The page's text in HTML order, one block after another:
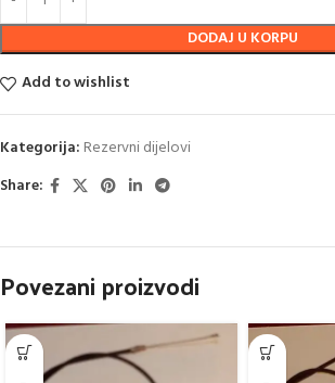
DODAJ U KORPU
Add to wishlist
Kategorija: Rezervni dijelovi
Share:
Povezani proizvodi